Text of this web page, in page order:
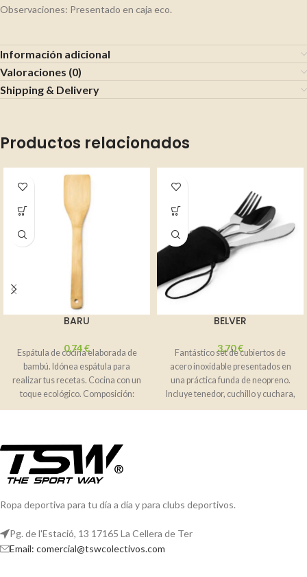
Observaciones: Presentado en caja eco.
Información adicional
Valoraciones (0)
Shipping & Delivery
Productos relacionados
BARU
0,74€
Espátula de cocina elaborada de
bambú. Idónea espátula para
realizar tus recetas. Cocina con un
toque ecológico. Composición:
Bambú natural
BELVER
3,70€
Fantástico set de cubiertos de
acero inoxidable presentados en
una práctica funda de neopreno.
Incluye tenedor, cuchillo y cuchara,
perfectos
Ropa deportiva para tu día a día y para clubs deportivos.
Pg. de l'Estació, 13 17165 La Cellera de Ter
Email: comercial@tswcolectivos.com